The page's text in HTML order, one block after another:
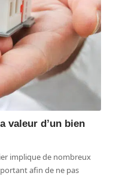
valeur d’un bien
implique de nombreux
afin de ne pas